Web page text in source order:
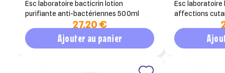
esc laboratoire bacticrin lotion
purifiante anti-bactériennes 500ml
27,20 €
Ajouter au panier
esc laboratoire bardane plante pure